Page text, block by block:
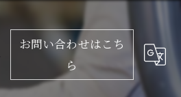
お問い合わせはこち
ら